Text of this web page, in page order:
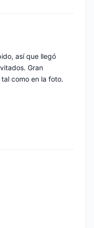
así que llegó
Gran
como en la foto.